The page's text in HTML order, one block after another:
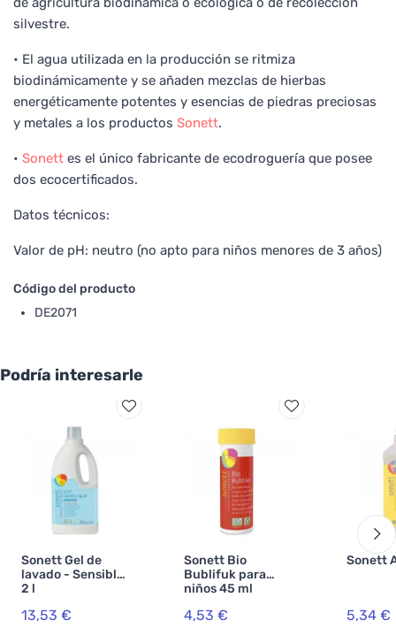
silvestre.
• El agua utilizada en la producción se ritmiza
biodinámicamente y se añaden mezclas de hierbas
energéticamente potentes y esencias de piedras preciosas
y metales a los productos Sonett.
• Sonett es el único fabricante de ecodroguería que posee
dos ecocertificados.
Datos técnicos:
Valor de pH: neutro (no apto para niños menores de 3 años)
Código del producto
DE2071
Podría interesarle
Sonett Gel de
lavado - Sensible
2 l
13,53 €
Sonett Bio
Bublifuk para
niños 45 ml
4,53 €
Sonett
5,34 €